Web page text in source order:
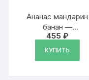
Ананас мандарин
банан —
ароматизированный
тальк для тела
455₽
КУПИТЬ